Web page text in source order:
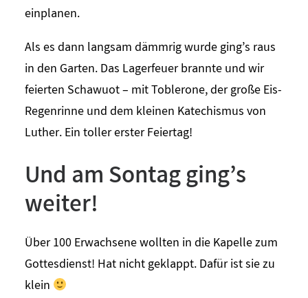
einplanen.
Als es dann langsam dämmrig wurde ging’s raus
in den Garten. Das Lagerfeuer brannte und wir
feierten Schawuot – mit Toblerone, der große Eis-
Regenrinne und dem kleinen Katechismus von
Luther. Ein toller erster Feiertag!
Und am Sontag ging’s
weiter!
Über 100 Erwachsene wollten in die Kapelle zum
Gottesdienst! Hat nicht geklappt. Dafür ist sie zu
klein